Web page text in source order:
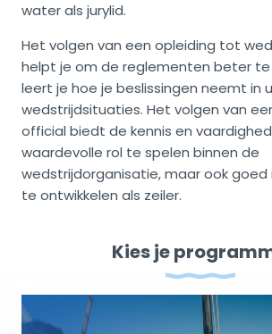
water als jurylid.
Het volgen van een opleiding tot
helpt je om de reglementen beter te
leert je hoe je beslissingen neemt in
wedstrijdsituaties. Het volgen van
official biedt de kennis en
waardevolle rol te spelen binnen de
wedstrijdorganisatie, maar ook goed
te ontwikkelen als zeiler.
Kies je